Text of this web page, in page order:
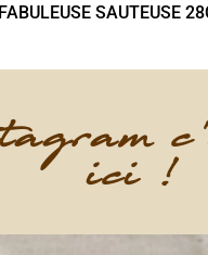
SAUTEUSE
ici !